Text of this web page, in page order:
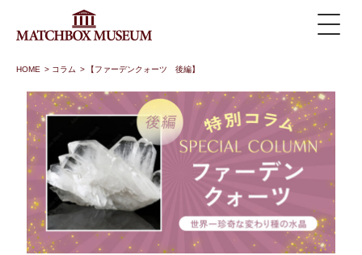
HOME > コラム > 【ファーデンクォーツ 後編】